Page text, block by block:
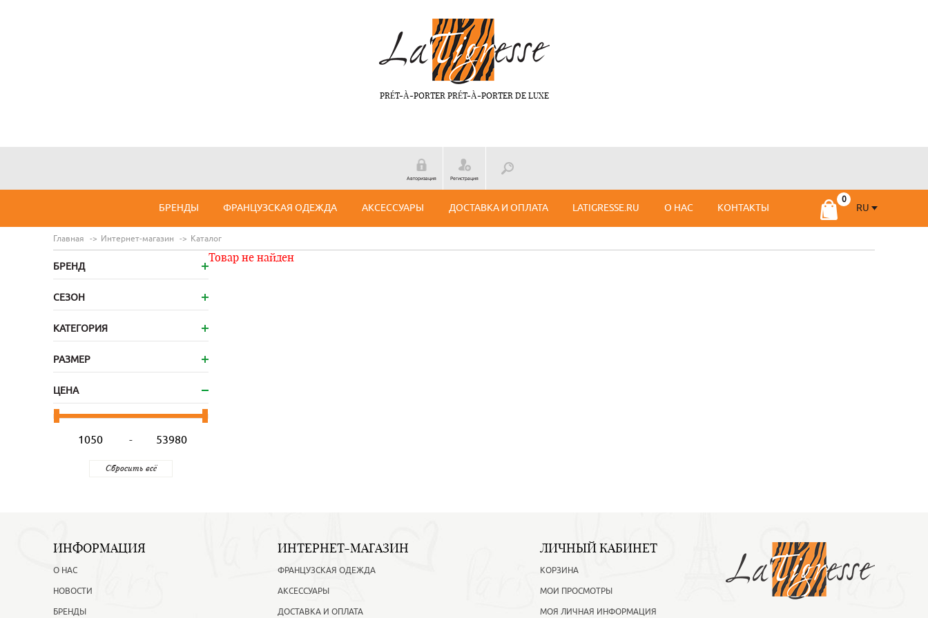
PRÉT-À-PORTER PRÉT-À-PORTER DE LUXE
Авторизация Регистрация
RU
БРЕНДЫ ФРАНЦУЗСКАЯ ОДЕЖДА АКСЕССУАРЫ ДОСТАВКА И ОПЛАТА LATIGRESSE.RU О НАС КОНТАКТЫ
Главная Интернет-магазин Каталог
БРЕНД
СЕЗОН
КАТЕГОРИЯ
РАЗМЕР
ЦЕНА
-
Товар не найден
ИНФОРМАЦИЯ
О НАС
НОВОСТИ
БРЕНДЫ
ИНТЕРНЕТ-МАГАЗИН
ФРАНЦУЗСКАЯ ОДЕЖДА
АКСЕССУАРЫ
ДОСТАВКА И ОПЛАТА
ЛИЧНЫЙ КАБИНЕТ
КОРЗИНА
МОИ ПРОСМОТРЫ
МОЯ ЛИЧНАЯ ИНФОРМАЦИЯ